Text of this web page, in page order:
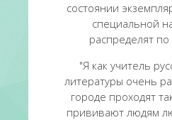
состоянии
специальной
распределят по
"Я как учитель
литературы очень
городе проходят
прививают людям